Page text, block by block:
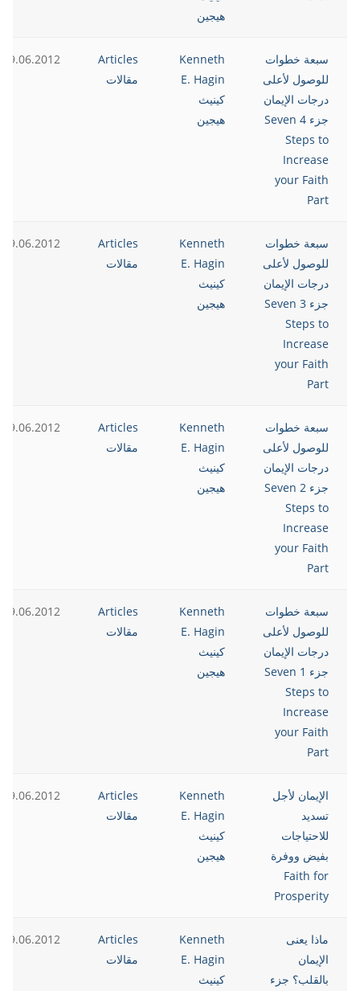
هيجين
سبعة خطوات
للوصول لأعلى
درجات الإيمان
جزء 4 Seven
Steps to
Increase
your Faith
Part
Kenneth
E. Hagin
كينيث
هيجين
Articles
مقالات
19.06.2012
سبعة خطوات
للوصول لأعلى
درجات الإيمان
جزء 3 Seven
Steps to
Increase
your Faith
Part
Kenneth
E. Hagin
كينيث
هيجين
Articles
مقالات
19.06.2012
سبعة خطوات
للوصول لأعلى
درجات الإيمان
جزء 2 Seven
Steps to
Increase
your Faith
Part
Kenneth
E. Hagin
كينيث
هيجين
Articles
مقالات
19.06.2012
سبعة خطوات
للوصول لأعلى
درجات الإيمان
جزء 1 Seven
Steps to
Increase
your Faith
Part
Kenneth
E. Hagin
كينيث
هيجين
Articles
مقالات
19.06.2012
الإيمان لأجل
تسديد
للاحتياجات
بفيض ووفرة
Faith for
Prosperity
Kenneth
E. Hagin
كينيث
هيجين
Articles
مقالات
19.06.2012
ماذا يعنى
الإيمان
بالقلب؟ جزء
Kenneth
E. Hagin
كينيث
Articles
مقالات
19.06.2012